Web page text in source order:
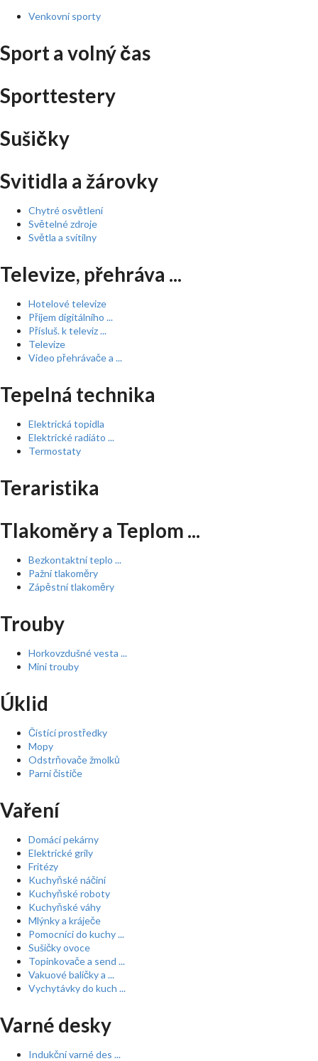
Venkovní sporty
Sport a volný čas
Sporttestery
Sušičky
Svitidla a žárovky
Chytré osvětlení
Světelné zdroje
Světla a svítilny
Televize, přehráva ...
Hotelové televize
Příjem digitálního ...
Přísluš. k televiz ...
Televize
Video přehrávače a ...
Tepelná technika
Elektrická topidla
Elektrické radiáto ...
Termostaty
Teraristika
Tlakoměry a Teplom ...
Bezkontaktní teplo ...
Pažní tlakoměry
Zápěstní tlakoměry
Trouby
Horkovzdušné vesta ...
Mini trouby
Úklid
Čistící prostředky
Mopy
Odstrňovače žmolků
Parní čističe
Vaření
Domácí pekárny
Elektrické grily
Fritézy
Kuchyňské náčiní
Kuchyňské roboty
Kuchyňské váhy
Mlýnky a kráječe
Pomocníci do kuchy ...
Sušičky ovoce
Topinkovače a send ...
Vakuové baličky a ...
Vychytávky do kuch ...
Varné desky
Indukční varné des ...